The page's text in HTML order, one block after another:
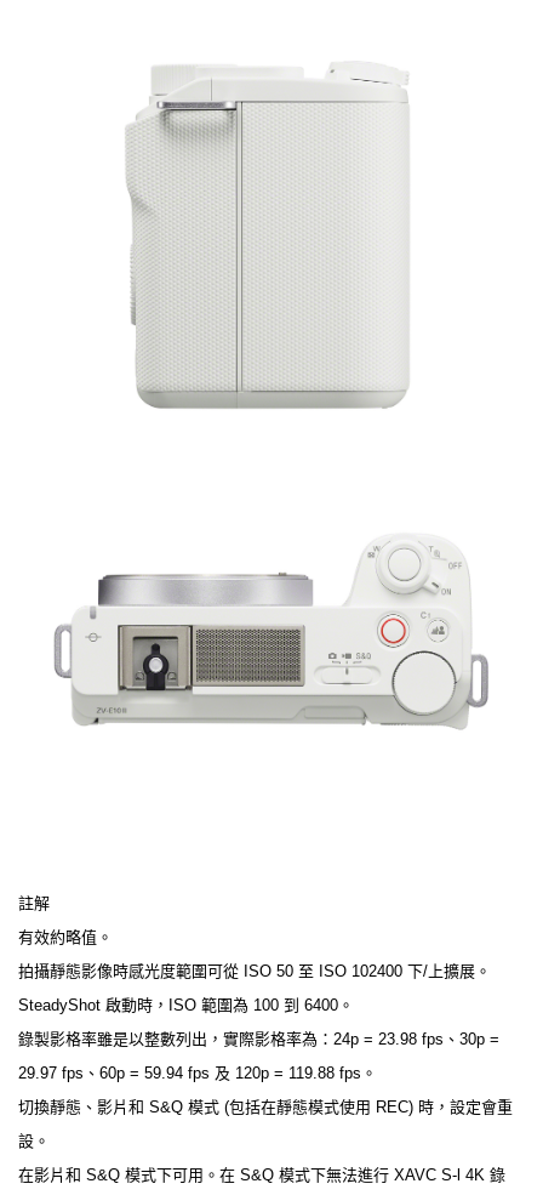
註解
有效約略值。
拍攝靜態影像時感光度範圍可從 ISO 50 至 ISO 102400 下/上擴展。
SteadyShot 啟動時，ISO 範圍為 100 到 6400。
錄製影格率雖是以整數列出，實際影格率為：24p = 23.98 fps、30p =
29.97 fps、60p = 59.94 fps 及 120p = 119.88 fps。
切換靜態、影片和 S&Q 模式 (包括在靜態模式使用 REC) 時，設定會重
設。
在影片和 S&Q 模式下可用。在 S&Q 模式下無法進行 XAVC S-l 4K 錄